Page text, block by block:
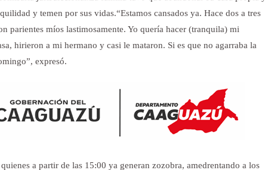
y temen por sus vidas.“Estamos cansados ya. Hace dos a tres
parientes míos lastimosamente. Yo quería hacer (tranquila) mi
hirieron a mi hermano y casi le mataron. Si es que no agarraba la
expresó.
a partir de las 15:00 ya generan zozobra, amedrentando a los